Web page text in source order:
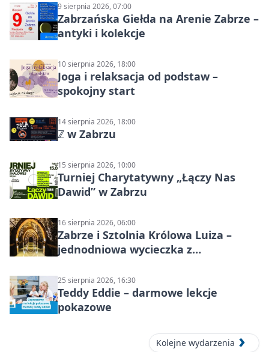
9 sierpnia 2026, 07:00
Zabrzańska Giełda na Arenie Zabrze –
antyki i kolekcje
10 sierpnia 2026, 18:00
Joga i relaksacja od podstaw –
spokojny start
14 sierpnia 2026, 18:00
ℤ w Zabrzu
15 sierpnia 2026, 10:00
Turniej Charytatywny „Łączy Nas
Dawid” w Zabrzu
16 sierpnia 2026, 06:00
Zabrze i Sztolnia Królowa Luiza –
jednodniowa wycieczka z
miasta
25 sierpnia 2026, 16:30
Teddy Eddie – darmowe lekcje
pokazowe
Kolejne wydarzenia